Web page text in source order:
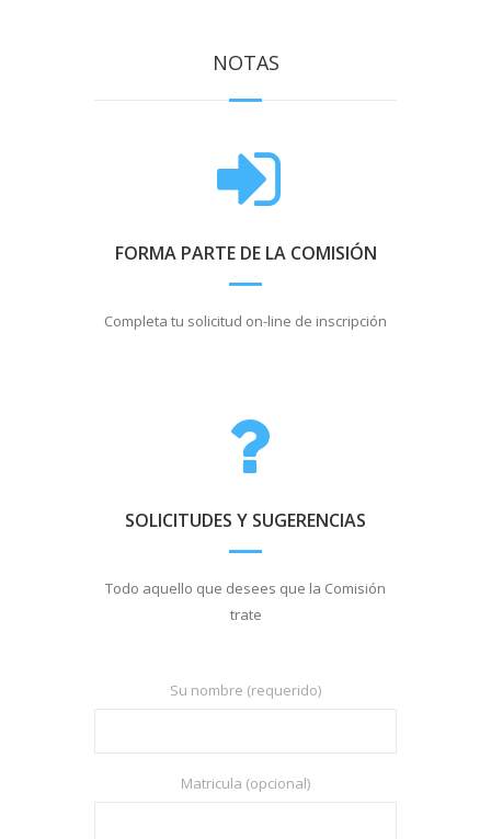
NOTAS
FORMA PARTE DE LA COMISIÓN
Completa tu solicitud on-line de inscripción
SOLICITUDES Y SUGERENCIAS
Todo aquello que desees que la Comisión
trate
Su nombre (requerido)
Matricula (opcional)